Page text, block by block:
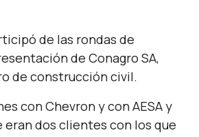
de las rondas de
de Conagro SA,
de construcción civil.
con Chevron y con AESA y
eran dos clientes con los que